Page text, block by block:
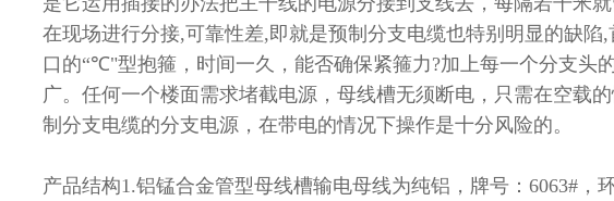
在现场进行分接,可靠性差,即就是预制分支电缆也特别明显的缺陷,
口的“℃"型抱箍，时间一久，能否确保紧箍力?加上每一个分支头
广。任何一个楼面需求堵截电源，母线槽无须断电，只需在空载
制分支电缆的分支电源，在带电的情况下操作是十分风险的。
产品结构1.铝锰合金管型母线槽输电母线为纯铝，牌号： 6063# ，